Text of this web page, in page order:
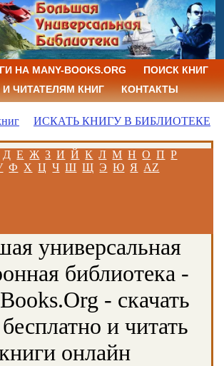
НА MANY-BOOKS.ORG
ПОИСК КНИГ
ЧИТАТЕЛЯМ КНИГ
КОНТАКТЫ
ИСКАТЬ КНИГУ В БИБЛИОТЕКЕ
Д Е Ж З И Й К Л М Н О П Р
Ф Х Ц Ч Ш Щ Э Ю Я AZ
универсальная
библиотека -
- скачать
и читать
онлайн